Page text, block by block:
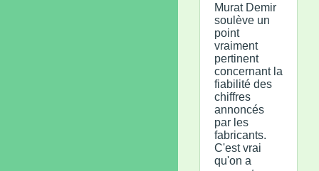
Murat Demir
soulève un
point
vraiment
pertinent
concernant la
fiabilité des
chiffres
annoncés
par les
fabricants.
C'est vrai
qu'on a